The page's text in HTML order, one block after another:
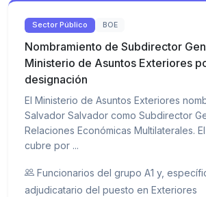
Sector Público BOE
Nombramiento de Subdirector
Ministerio de Asuntos Exteriores
designación
El Ministerio de Asuntos Exteriores
Salvador Salvador como Subdirector
Relaciones Económicas Multilaterales.
cubre por ...
Funcionarios del grupo A1 y,
adjudicatario del puesto en Exteriores